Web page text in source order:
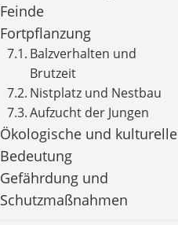
Feinde
Fortpflanzung
Balzverhalten und
Brutzeit
Nistplatz und Nestbau
Aufzucht der Jungen
Ökologische und kulturelle
Bedeutung
Gefährdung und
Schutzmaßnahmen